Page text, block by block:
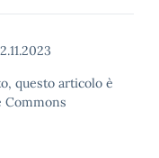
questo articolo è
Commons